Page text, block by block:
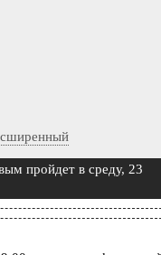
пройдет в среду, 23